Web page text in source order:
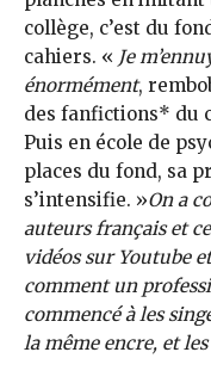
collège, c’est du
cahiers. « Je
énormément,
des fanfictions* du
Puis en école de
places du fond, sa
s’intensifie. »On a
auteurs français et
vidéos sur Youtube
comment un
commencé à les
la même encre, et